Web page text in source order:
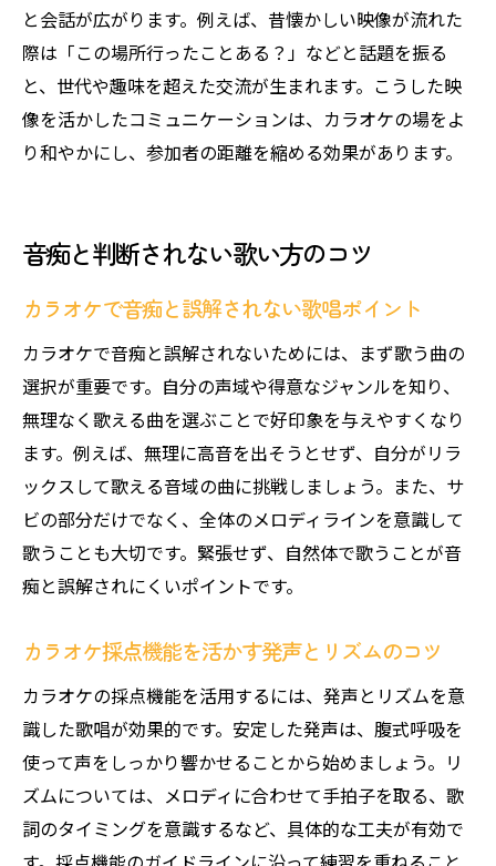
と会話が広がります。例えば、昔懐かしい映像が流れた
際は「この場所行ったことある？」などと話題を振る
と、世代や趣味を超えた交流が生まれます。こうした映
像を活かしたコミュニケーションは、カラオケの場をよ
り和やかにし、参加者の距離を縮める効果があります。
音痴と判断されない歌い方のコツ
カラオケで音痴と誤解されない歌唱ポイント
カラオケで音痴と誤解されないためには、まず歌う曲の
選択が重要です。自分の声域や得意なジャンルを知り、
無理なく歌える曲を選ぶことで好印象を与えやすくなり
ます。例えば、無理に高音を出そうとせず、自分がリラ
ックスして歌える音域の曲に挑戦しましょう。また、サ
ビの部分だけでなく、全体のメロディラインを意識して
歌うことも大切です。緊張せず、自然体で歌うことが音
痴と誤解されにくいポイントです。
カラオケ採点機能を活かす発声とリズムのコツ
カラオケの採点機能を活用するには、発声とリズムを意
識した歌唱が効果的です。安定した発声は、腹式呼吸を
使って声をしっかり響かせることから始めましょう。リ
ズムについては、メロディに合わせて手拍子を取る、歌
詞のタイミングを意識するなど、具体的な工夫が有効で